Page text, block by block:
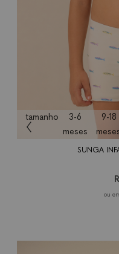
SUNGA
tamanho
3-6
meses
9-18